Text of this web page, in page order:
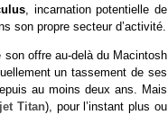
, incarnation potentielle de
son propre secteur d’activité.
offre au-delà du Macintosh
un tassement de ses
au moins deux ans. Mais
Titan), pour l’instant plus ou